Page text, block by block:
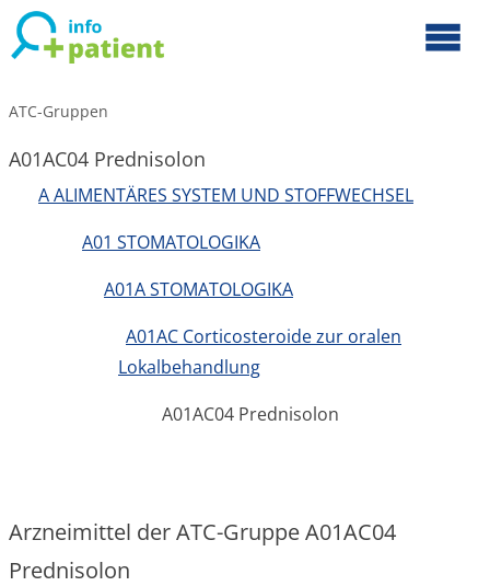
ATC-Gruppen
A01AC04 Prednisolon
A ALIMENTÄRES SYSTEM UND STOFFWECHSEL
A01 STOMATOLOGIKA
A01A STOMATOLOGIKA
A01AC Corticosteroide zur oralen
Lokalbehandlung
A01AC04 Prednisolon
Arzneimittel der ATC-Gruppe A01AC04
Prednisolon